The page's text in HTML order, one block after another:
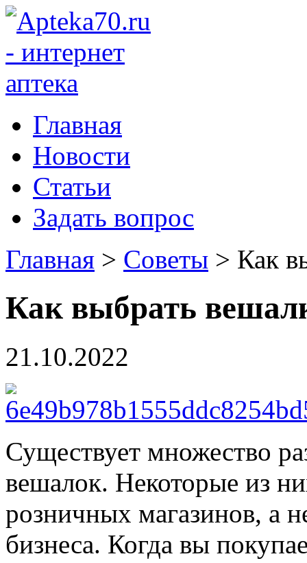
Главная
Новости
Статьи
Задать вопрос
Главная > Советы > Как
Как выбрать
21.10.2022
Существует множество
вешалок. Некоторые из
розничных магазинов, а
бизнеса. Когда вы